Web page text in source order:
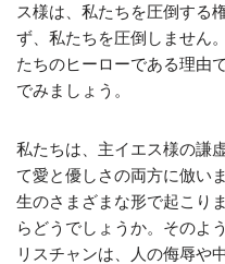
ス様は、私たちを圧倒する
ず、私たちを圧倒しません
たちのヒーローである理由で
でみましょう。
私たちは、主イエス様の謙
て愛と優しさの両方に倣い
生のさまざまな形で起こり
らどうでしょうか。そのよ
リスチャンは、人の侮辱や